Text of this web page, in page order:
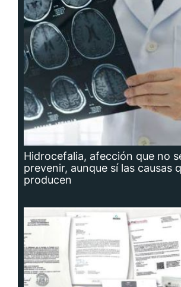
Hidrocefalia, afección que no
prevenir, aunque sí las causas
producen